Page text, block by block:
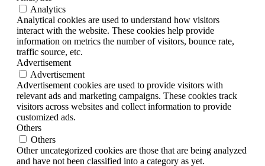
Analytics
Analytical cookies are used to understand how visitors
interact with the website. These cookies help provide
information on metrics the number of visitors, bounce rate,
traffic source, etc.
Advertisement
Advertisement
Advertisement cookies are used to provide visitors with
relevant ads and marketing campaigns. These cookies track
visitors across websites and collect information to provide
customized ads.
Others
Others
Other uncategorized cookies are those that are being analyzed
and have not been classified into a category as yet.